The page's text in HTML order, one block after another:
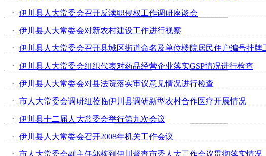
· 伊川县人大常委会召开反渎职侵权工作调研座谈会
· 伊川县人大常委会对新农村建设工作进行视察
·
· 伊川县人大常委会组织代表对药品经营企业落实GSP情况进行检查
· 伊川县人大常委会对县法院落实审议意见情况进行检查
· 市人大常委会调研组莅临伊川县调研新型农村合作医疗开展情况
· 伊川县十二届人大常委会举行第九次会议
· 伊川县人大常委会召开2008年机关工作会议
· 市人大常委会副主任郭栋到伊川督查市委人大工作会议贯彻落实情况